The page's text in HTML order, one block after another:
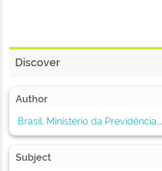
Discover
Author
Brasil. Ministério da Previdência...
Subject